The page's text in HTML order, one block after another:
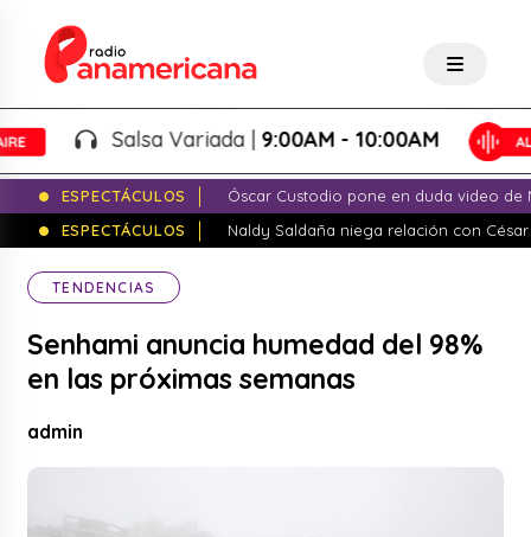
Salsa Variada |9:00AM - 10:00AM
ESPECTÁCULOS
Óscar Custodio pone en duda video de
ESPECTÁCULOS
Naldy Saldaña niega relación con
TENDENCIAS
Senhami anuncia humedad del 98%
en las próximas semanas
admin